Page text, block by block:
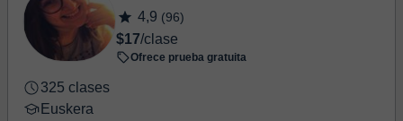
4,9 (96)
$17/clase
Ofrece prueba gratuita
325 clases
Euskera